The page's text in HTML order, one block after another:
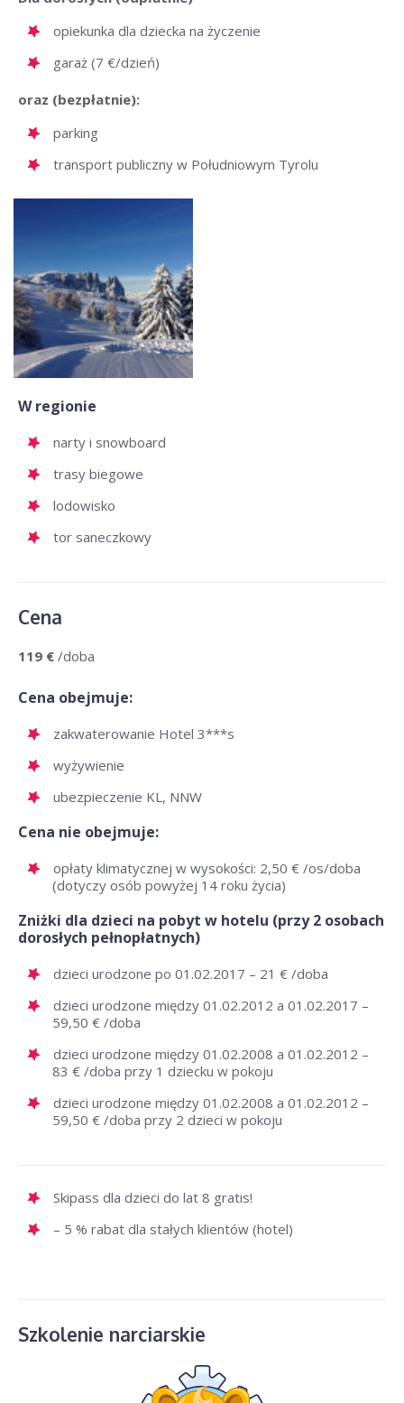
opiekunka dla dziecka na życzenie
garaż (7 €/dzień)
oraz (bezpłatnie):
parking
transport publiczny w Południowym Tyrolu
W regionie
narty i snowboard
trasy biegowe
lodowisko
tor saneczkowy
Cena
119 € /doba
Cena obejmuje:
zakwaterowanie Hotel 3***s
wyżywienie
ubezpieczenie KL, NNW
Cena nie obejmuje:
opłaty klimatycznej w wysokości: 2,50 € /os/doba
(dotyczy osób powyżej 14 roku życia)
Zniżki dla dzieci na pobyt w hotelu (przy 2 osobach
dorosłych pełnopłatnych)
dzieci urodzone po 01.02.2017 – 21 € /doba
dzieci urodzone między 01.02.2012 a 01.02.2017 –
59,50 € /doba
dzieci urodzone między 01.02.2008 a 01.02.2012 –
83 € /doba przy 1 dziecku w pokoju
dzieci urodzone między 01.02.2008 a 01.02.2012 –
59,50 € /doba przy 2 dzieci w pokoju
Skipass dla dzieci do lat 8 gratis!
– 5 % rabat dla stałych klientów (hotel)
Szkolenie narciarskie